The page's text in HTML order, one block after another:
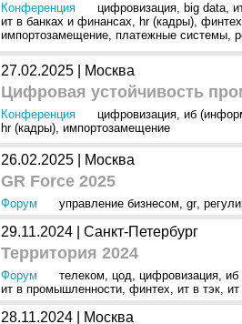
Конференция цифровизация, big data,
ит в банках и финансах, hr (кадры), финтех
импортозамещение, платежные системы,
27.02.2025 | Москва
Цифровая устойчивость
Конференция цифровизация, иб
hr (кадры), импортозамещение
26.02.2025 | Москва
GR Force 2025
Форум управление бизнесом, gr,
29.11.2024 | Санкт-Петербург
Территория 2024
Форум телеком, цод, цифровизация, иб
ит в промышленности, финтех, ит в тэк,
28.11.2024 | Москва